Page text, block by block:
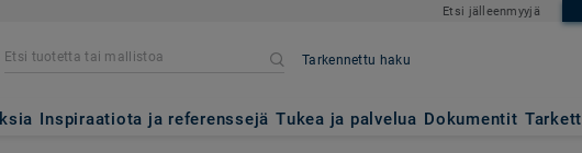
Etsi jälleenmyyjä
Tarkennettu haku
Inspiraatiota ja referenssejä Tukea ja palvelua Dokumentit
- Kiruma CONCRETE